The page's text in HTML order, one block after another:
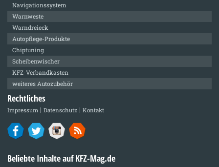
Navigationssystem
Warnweste
Warndreieck
Autopflege-Produkte
Chiptuning
Scheibenwischer
KFZ-Verbandkasten
weiteres Autozubehör
Rechtliches
Impressum Datenschutz Kontakt
Beliebte Inhalte auf KFZ-Mag.de